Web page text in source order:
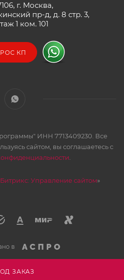
ЗАКАЗ
из незагружаемых
из несовместимых
г. Москва,
пр-д, д. 8 стр. 3,
1 ком. 101
КП
ИНН 7713409230. Все
сайтом, вы соглашаетесь с
Управление сайтом»
в